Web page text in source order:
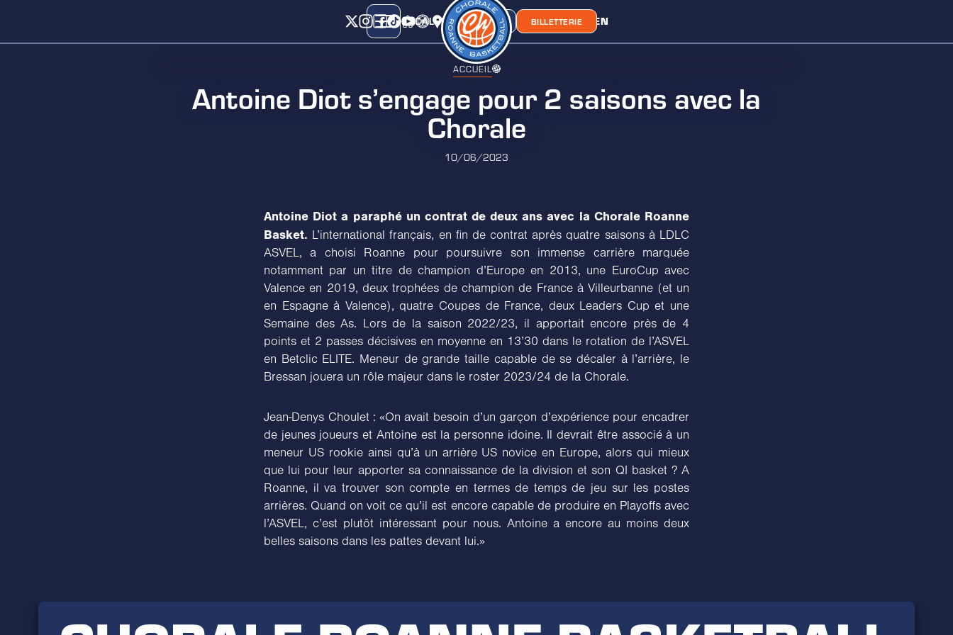
CALENDRIERCLASSEMENTCHORA' LIEN
BOUTIQUE BILLETTERIE
ACCUEIL
Antoine Diot s’engage pour 2 saisons avec la
Chorale
10/06/2023
Antoine Diot a paraphé un contrat de deux ans avec la Chorale Roanne
Basket. L’international français, en fin de contrat après quatre saisons à LDLC
ASVEL, a choisi Roanne pour poursuivre son immense carrière marquée
notamment par un titre de champion d’Europe en 2013, une EuroCup avec
Valence en 2019, deux trophées de champion de France à Villeurbanne (et un
en Espagne à Valence), quatre Coupes de France, deux Leaders Cup et une
Semaine des As. Lors de la saison 2022/23, il apportait encore près de 4
points et 2 passes décisives en moyenne en 13’30 dans le rotation de l’ASVEL
en Betclic ELITE. Meneur de grande taille capable de se décaler à l’arrière, le
Bressan jouera un rôle majeur dans le roster 2023/24 de la Chorale.
Jean-Denys Choulet : «On avait besoin d’un garçon d’expérience pour encadrer
de jeunes joueurs et Antoine est la personne idoine. Il devrait être associé à un
meneur US rookie ainsi qu’à un arrière US novice en Europe, alors qui mieux
que lui pour leur apporter sa connaissance de la division et son QI basket ? A
Roanne, il va trouver son compte en termes de temps de jeu sur les postes
arrières. Quand on voit ce qu’il est encore capable de produire en Playoffs avec
l’ASVEL, c’est plutôt intéressant pour nous. Antoine a encore au moins deux
belles saisons dans les pattes devant lui.»